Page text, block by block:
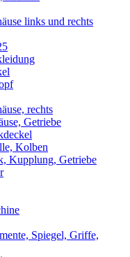
links und rechts
rechts
Getriebe
Kolben
Kupplung, Getriebe
Spiegel, Griffe,